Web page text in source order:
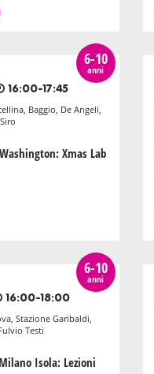
6-10
anni
16:00-17:45
Baggio, De Angeli,
Xmas Lab
6-10
anni
16:00-18:00
Stazione Garibaldi,
Testi
Isola: Lezioni